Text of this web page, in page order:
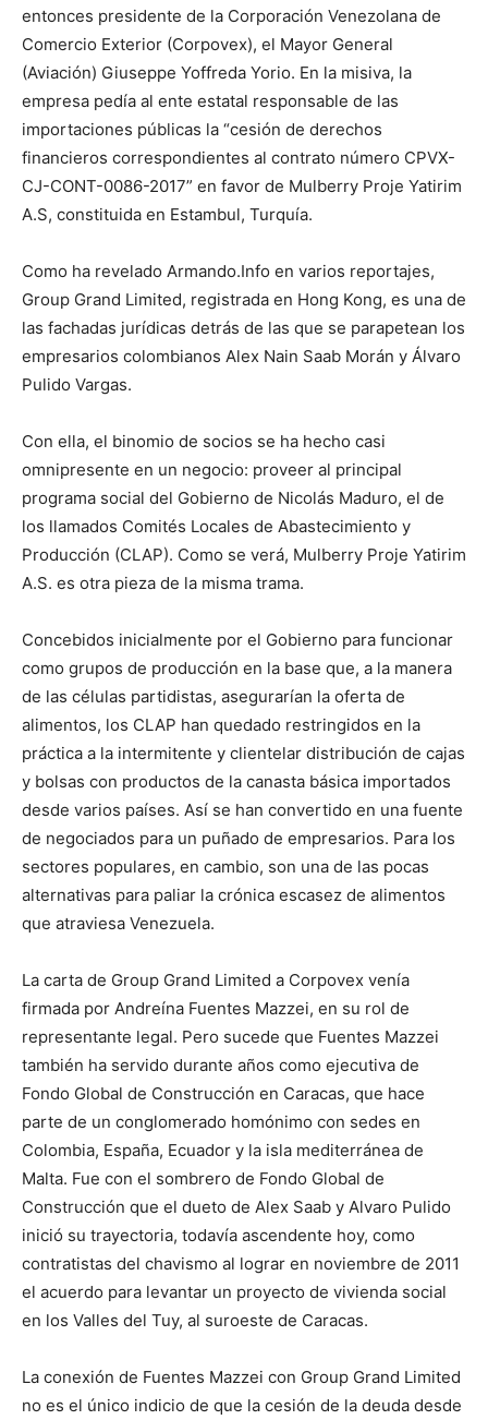
entonces presidente de la Corporación Venezolana de
Comercio Exterior (Corpovex), el Mayor General
(Aviación) Giuseppe Yoffreda Yorio. En la misiva, la
empresa pedía al ente estatal responsable de las
importaciones públicas la “cesión de derechos
financieros correspondientes al contrato número CPVX-
CJ-CONT-0086-2017” en favor de Mulberry Proje Yatirim
A.S, constituida en Estambul, Turquía.
Como ha revelado Armando.Info en varios reportajes,
Group Grand Limited, registrada en Hong Kong, es una de
las fachadas jurídicas detrás de las que se parapetean los
empresarios colombianos Alex Nain Saab Morán y Álvaro
Pulido Vargas.
Con ella, el binomio de socios se ha hecho casi
omnipresente en un negocio: proveer al principal
programa social del Gobierno de Nicolás Maduro, el de
los llamados Comités Locales de Abastecimiento y
Producción (CLAP). Como se verá, Mulberry Proje Yatirim
A.S. es otra pieza de la misma trama.
Concebidos inicialmente por el Gobierno para funcionar
como grupos de producción en la base que, a la manera
de las células partidistas, asegurarían la oferta de
alimentos, los CLAP han quedado restringidos en la
práctica a la intermitente y clientelar distribución de cajas
y bolsas con productos de la canasta básica importados
desde varios países. Así se han convertido en una fuente
de negociados para un puñado de empresarios. Para los
sectores populares, en cambio, son una de las pocas
alternativas para paliar la crónica escasez de alimentos
que atraviesa Venezuela.
La carta de Group Grand Limited a Corpovex venía
firmada por Andreína Fuentes Mazzei, en su rol de
representante legal. Pero sucede que Fuentes Mazzei
también ha servido durante años como ejecutiva de
Fondo Global de Construcción en Caracas, que hace
parte de un conglomerado homónimo con sedes en
Colombia, España, Ecuador y la isla mediterránea de
Malta. Fue con el sombrero de Fondo Global de
Construcción que el dueto de Alex Saab y Alvaro Pulido
inició su trayectoria, todavía ascendente hoy, como
contratistas del chavismo al lograr en noviembre de 2011
el acuerdo para levantar un proyecto de vivienda social
en los Valles del Tuy, al suroeste de Caracas.
La conexión de Fuentes Mazzei con Group Grand Limited
no es el único indicio de que la cesión de la deuda desde